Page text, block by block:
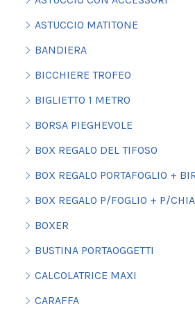
ASTUCCIO MATITONE
BANDIERA
BICCHIERE TROFEO
BIGLIETTO 1 METRO
BORSA PIEGHEVOLE
BOX REGALO DEL TIFOSO
BOX REGALO PORTAFOGLIO +
BOX REGALO P/FOGLIO + P/
BOXER
BUSTINA PORTAOGGETTI
CALCOLATRICE MAXI
CARAFFA